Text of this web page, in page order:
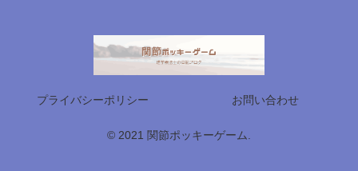
プライバシーポリシー お問い合わせ
© 2021 関節ポッキーゲーム.